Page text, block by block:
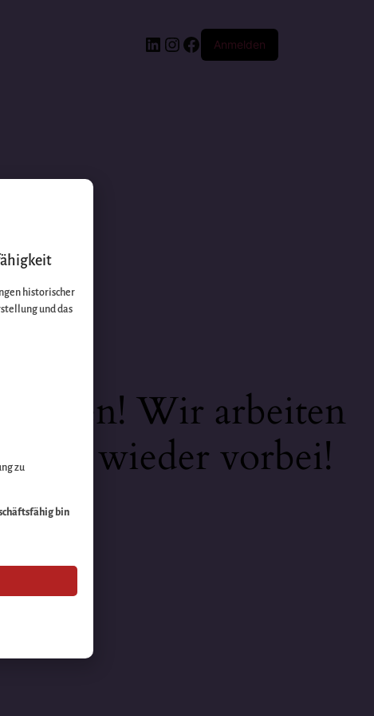
Anmelden
Wir arbeiten
bald wieder vorbei!
historischer
und das
zu
bin